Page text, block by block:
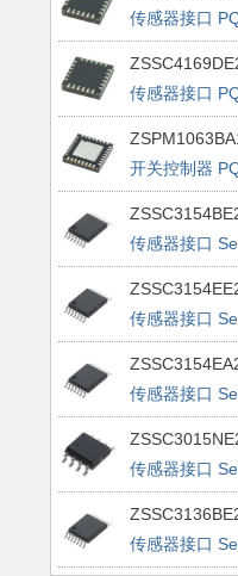
传感器接口
TAPE&REEL -
传感器接口
tape&reel - 7"
开关控制器
TAPE&REEL -
传感器接口
Dual Analog
传感器接口
传感器接口
传感器接口
传感器接口